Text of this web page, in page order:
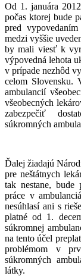
Od 1. januára
počas ktorej bude
pred
medzi vyššie
by mali viesť k
výpovedná lehota
v prípade nezhôd
celom Slovensku.
ambulancií
všeobecných
zabezpečiť
súkromných
Ďalej žiadajú
pre neštátnych
tak nestane, bude
práce v
nesúhlasí ani s
platné od 1.
súkromnej
na tento účel
problémom v
súkromných
látky.